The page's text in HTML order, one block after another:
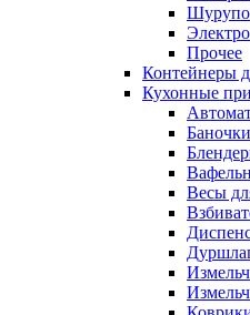
Прочее
Контейнеры
Кухонные
Весы